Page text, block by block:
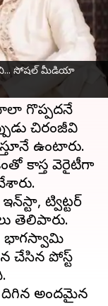
సోషల్ మీడియా
దాంపత్య
గొప్పదనే
చిరంజీవి
ఉంటారు.
కాస్త వెరైటీగా
ట్విట్టర్
తెలిపారు.
భాగస్వామి
చేసిన పోస్ట్
అందమైన